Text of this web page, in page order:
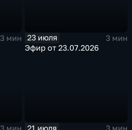
3 мин
23 июля
3 мин
Эфир от 23.07.2026
21 июля